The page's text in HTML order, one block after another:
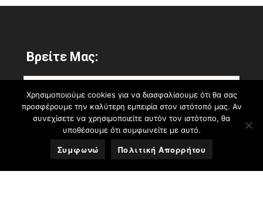
Βρείτε Μας:
Χρησιμοποιούμε cookies για να διασφαλίσουμε ότι θα σας
προσφέρουμε την καλύτερη εμπειρία στον ιστότοπό μας. Αν
συνεχίσετε να χρησιμοποιείτε αυτόν τον ιστότοπο, θα
υποθέσουμε ότι συμφωνείτε με αυτό.
Συμφωνώ Πολιτική Απορρήτου